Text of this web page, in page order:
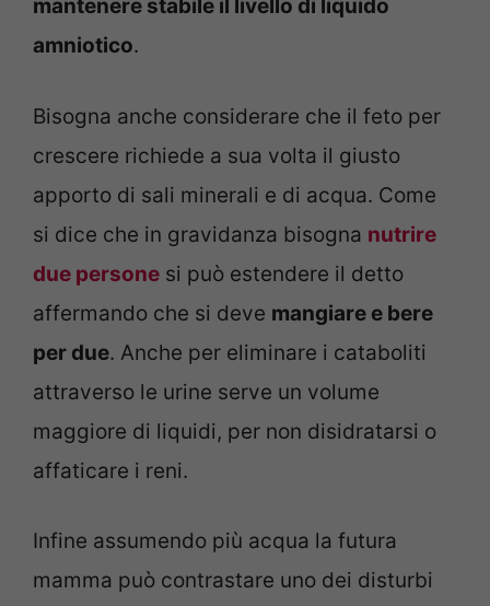
mantenere stabile il livello di liquido
amniotico.
Bisogna anche considerare che il feto per
crescere richiede a sua volta il giusto
apporto di sali minerali e di acqua. Come
si dice che in gravidanza bisogna nutrire
due persone si può estendere il detto
affermando che si deve mangiare e bere
per due. Anche per eliminare i cataboliti
attraverso le urine serve un volume
maggiore di liquidi, per non disidratarsi o
affaticare i reni.
Infine assumendo più acqua la futura
mamma può contrastare uno dei disturbi